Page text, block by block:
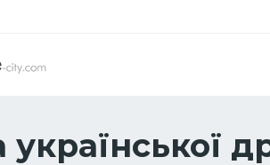
української